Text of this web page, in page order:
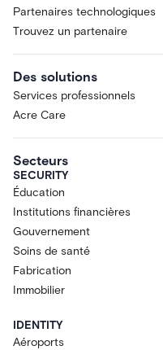
Partenaires technologiques
Trouvez un partenaire
Des solutions
Services professionnels
Acre Care
Secteurs
SECURITY
Éducation
Institutions financières
Gouvernement
Soins de santé
Fabrication
Immobilier
IDENTITY
Aéroports